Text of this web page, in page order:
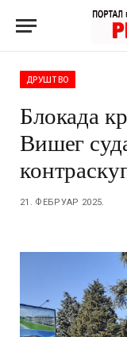
ДРУШТВО
Блокада
Вишег
21. ФЕБРУАР 2025.